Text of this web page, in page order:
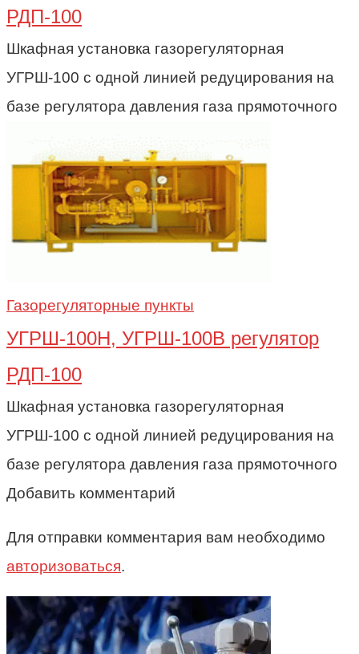
РДП-100
Шкафная установка газорегуляторная
УГРШ-100 с одной линией редуцирования на
базе регулятора давления газа прямоточного
Газорегуляторные пункты
УГРШ-100Н, УГРШ-100В регулятор
РДП-100
Шкафная установка газорегуляторная
УГРШ-100 с одной линией редуцирования на
базе регулятора давления газа прямоточного
Добавить комментарий
Для отправки комментария вам необходимо
авторизоваться.